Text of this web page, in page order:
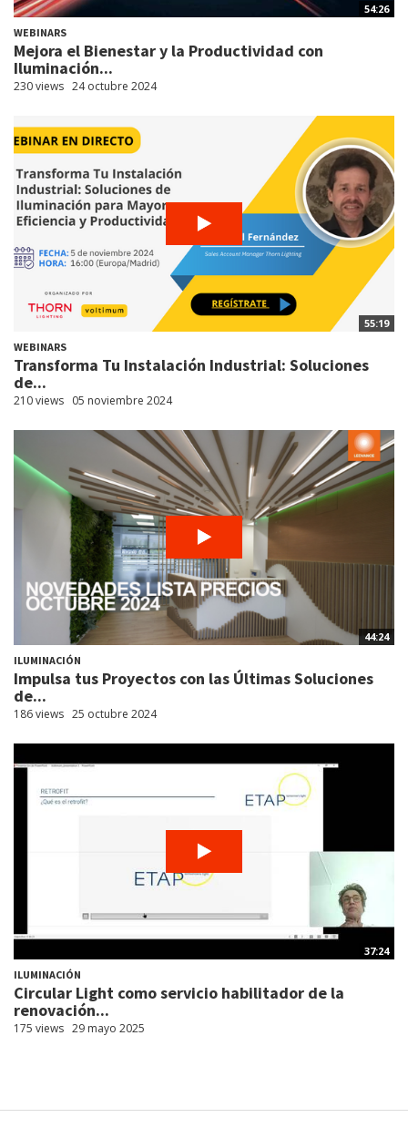
54:26
WEBINARS
Mejora el Bienestar y la Productividad con
Iluminación...
230 views 24 octubre 2024
55:19
WEBINARS
Transforma Tu Instalación Industrial: Soluciones
de...
210 views 05 noviembre 2024
44:24
ILUMINACIÓN
Impulsa tus Proyectos con las Últimas Soluciones
de...
186 views 25 octubre 2024
37:24
ILUMINACIÓN
Circular Light como servicio habilitador de la
renovación...
175 views 29 mayo 2025